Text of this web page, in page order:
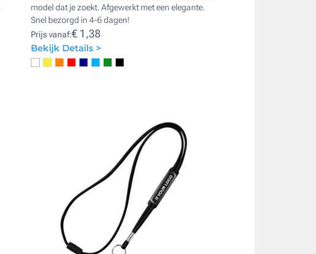
model dat je zoekt. Afgewerkt met een elegante.
Snel bezorgd in 4-6 dagen!
Prijs vanaf:€ 1,38
Bekijk Details >